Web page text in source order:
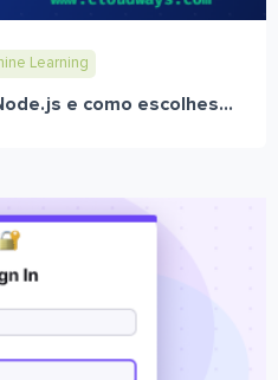
Learning
e como escolhes...